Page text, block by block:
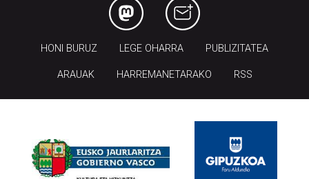
HONI BURUZ LEGE OHARRA PUBLIZITATEA
ARAUAK HARREMANETARAKO RSS